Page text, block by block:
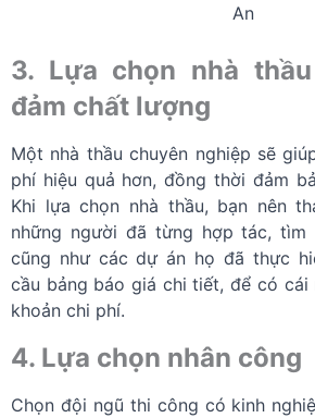
An
3. Lựa chọn nhà
đảm chất lượng
Một nhà thầu chuyên nghiệp sẽ
phí hiệu quả hơn, đồng thời đảm
Khi lựa chọn nhà thầu, bạn nên
những người đã từng hợp tác, tìm
cũng như các dự án họ đã thực
cầu bảng báo giá chi tiết, để có cái
khoản chi phí.
4. Lựa chọn nhân công
Chọn đội ngũ thi công có kinh